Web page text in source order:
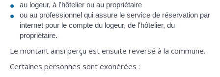
au logeur, à l'hôtelier ou au propriétaire
ou au professionnel qui assure le service de réservation par
internet pour le compte du logeur, de l'hôtelier, du
propriétaire.
Le montant ainsi perçu est ensuite reversé à la commune.
Certaines personnes sont exonérées :